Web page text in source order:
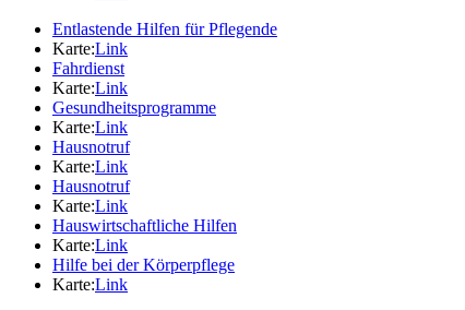
Entlastende Hilfen für Pflegende
Karte:Link
Fahrdienst
Karte:Link
Gesundheitsprogramme
Karte:Link
Hausnotruf
Karte:Link
Hausnotruf
Karte:Link
Hauswirtschaftliche Hilfen
Karte:Link
Hilfe bei der Körperpflege
Karte:Link